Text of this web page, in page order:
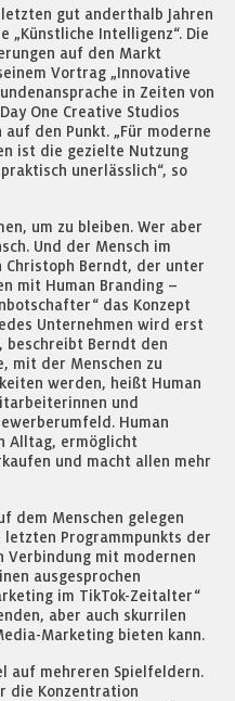
gut anderthalb Jahren
„Künstliche Intelligenz“. Die
auf den Markt
Vortrag „Innovative
in Zeiten von
One Creative Studios
den Punkt. „Für moderne
ist die gezielte Nutzung
unerlässlich“, so
um zu bleiben. Wer aber
Und der Mensch im
Christoph Berndt, der unter
mit Human Branding –
das Konzept
Unternehmen wird erst
beschreibt Berndt den
mit der Menschen zu
werden, heißt Human
und
Human
Alltag, ermöglicht
und macht allen mehr
dem Menschen gelegen
Programmpunkts der
Verbindung mit modernen
ausgesprochen
im TikTok-Zeitalter“
aber auch skurrilen
Marketing bieten kann.
auf mehreren Spielfeldern.
die Konzentration